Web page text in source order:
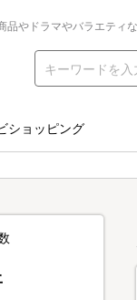
品やドラマやバラエティ
ショッピング